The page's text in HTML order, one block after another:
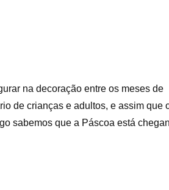
na decoração entre os meses de
de crianças e adultos, e assim que
sabemos que a Páscoa está